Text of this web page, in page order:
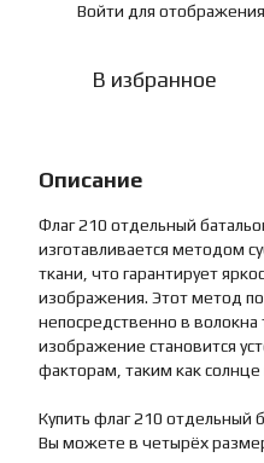
Войти для
В избранное
Описание
Флаг 210 отдельный
изготавливается методом
ткани, что гарантирует
изображения. Этот метод
непосредственно в волокна
изображение становится
факторам, таким как солнце
Купить флаг 210 отдельный
Вы можете в четырёх